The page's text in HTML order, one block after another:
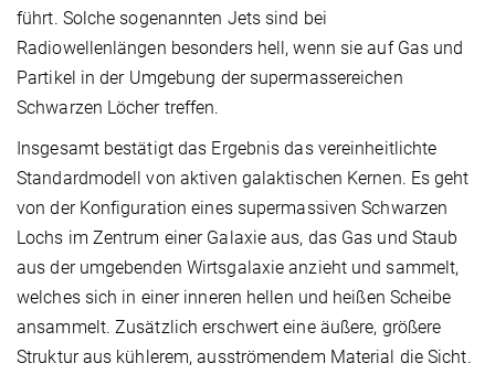
führt. Solche sogenannten Jets sind bei
Radiowellenlängen besonders hell, wenn sie auf Gas und
Partikel in der Umgebung der supermassereichen
Schwarzen Löcher treffen.
Insgesamt bestätigt das Ergebnis das vereinheitlichte
Standardmodell von aktiven galaktischen Kernen. Es geht
von der Konfiguration eines supermassiven Schwarzen
Lochs im Zentrum einer Galaxie aus, das Gas und Staub
aus der umgebenden Wirtsgalaxie anzieht und sammelt,
welches sich in einer inneren hellen und heißen Scheibe
ansammelt. Zusätzlich erschwert eine äußere, größere
Struktur aus kühlerem, ausströmendem Material die Sicht.